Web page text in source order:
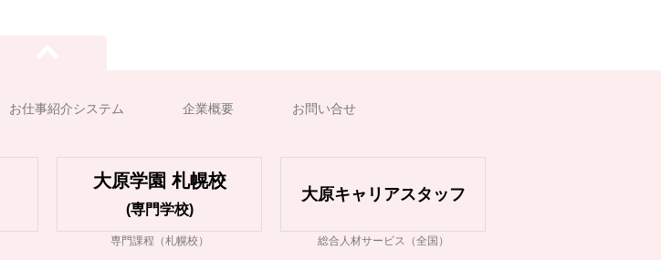
お仕事紹介システム 企業概要 お問い合せ
大原学園 札幌校
(専門学校)
専門課程（札幌校）
大原キャリアスタッフ
総合人材サービス（全国）